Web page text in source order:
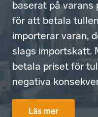
baserat på varans
för att betala
importerar varan,
slags importskatt.
betala priset för
negativa
Läs mer